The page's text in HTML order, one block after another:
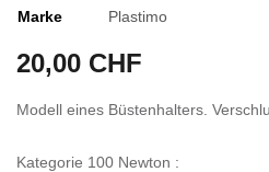
Marke
Plastimo
20,00 CHF
Modell eines Büstenhalters.
Kategorie 100 Newton :